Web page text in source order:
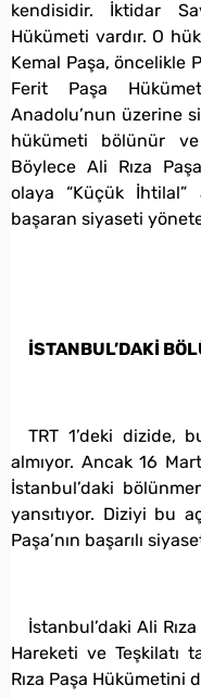
kendisidir. İktidar
Hükümeti vardır. O
Kemal Paşa, öncelikle
Ferit Paşa
Anadolu’nun üzerine
hükümeti bölünür
Böylece Ali Rıza
olaya “Küçük İhtilal”
başaran siyaseti
İSTANBUL’DAKİ
TRT 1’deki dizide,
almıyor. Ancak 16
İstanbul’daki
yansıtıyor. Diziyi bu
Paşa’nın başarılı
İstanbul’daki Ali
Hareketi ve Teşkilatı
Rıza Paşa Hükümetini